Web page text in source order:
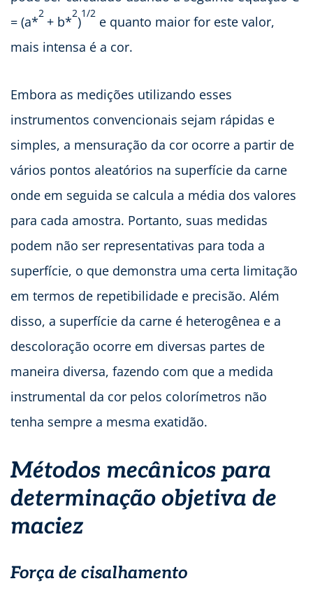
= (a*2 + b*2)1/2 e quanto maior for este valor,
mais intensa é a cor.
Embora as medições utilizando esses
instrumentos convencionais sejam rápidas e
simples, a mensuração da cor ocorre a partir de
vários pontos aleatórios na superfície da carne
onde em seguida se calcula a média dos valores
para cada amostra. Portanto, suas medidas
podem não ser representativas para toda a
superfície, o que demonstra uma certa limitação
em termos de repetibilidade e precisão. Além
disso, a superfície da carne é heterogênea e a
descoloração ocorre em diversas partes de
maneira diversa, fazendo com que a medida
instrumental da cor pelos colorímetros não
tenha sempre a mesma exatidão.
Métodos mecânicos para
determinação objetiva de
maciez
Força de cisalhamento